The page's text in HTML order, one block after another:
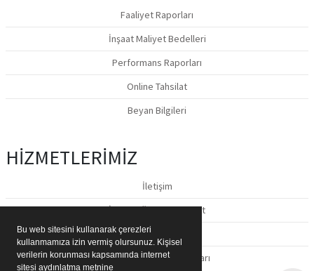
Bu web sitesini kullanarak çerezleri
kullanmamıza izin vermiş olursunuz. Kişisel
verilerin korunması kapsamında internet
sitesi aydınlatma metnine
Faaliyet Raporları
İnşaat Maliyet Bedelleri
Performans Raporları
Online Tahsilat
Beyan Bilgileri
HİZMETLERİMİZ
İletişim
İstek & Öneri & Şikayet
Basın Materyalleri
IBAN ve Hesap Numaraları